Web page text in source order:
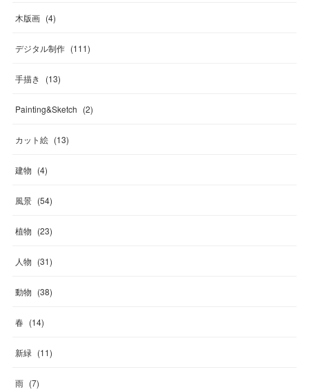
木版画 (4)
デジタル制作 (111)
手描き (13)
Painting&Sketch (2)
カット絵 (13)
建物 (4)
風景 (54)
植物 (23)
人物 (31)
動物 (38)
春 (14)
新緑 (11)
雨 (7)